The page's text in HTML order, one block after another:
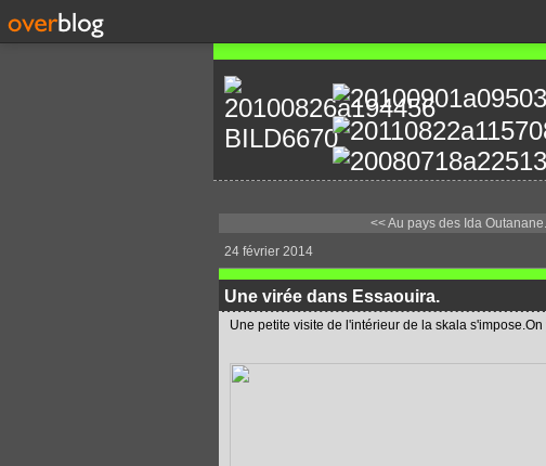
<< Au pays des Ida Outanane.
24 février 2014
Une virée dans Essaouira.
Une petite visite de l'intérieur de la skala